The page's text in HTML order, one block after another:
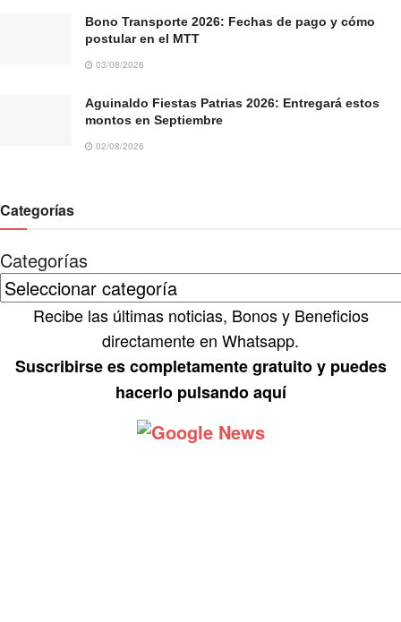
Bono Transporte 2026: Fechas de pago y cómo
postular en el MTT
03/08/2026
Aguinaldo Fiestas Patrias 2026: Entregará estos
montos en Septiembre
02/08/2026
Categorías
Categorías
Recibe las últimas noticias, Bonos y Beneficios
directamente en Whatsapp.
Suscribirse es completamente gratuito y puedes
hacerlo pulsando aquí